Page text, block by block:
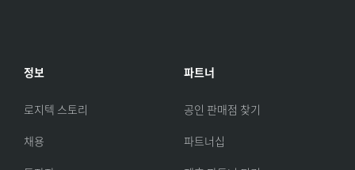
정보
로지텍 스토리
채용
파트너
공인 판매점 찾기
파트너십